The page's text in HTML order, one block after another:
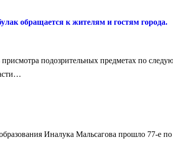
обращается к жителям и гостям города.
подозрительных предметах по
Иналука Мальсагова прошло 77-е